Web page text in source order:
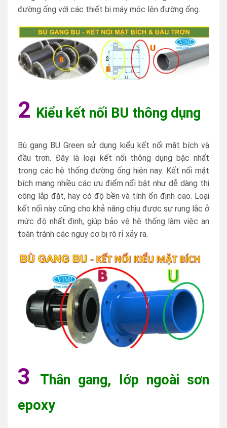
đường ống với các thiết bị máy móc lên đường ống.
2 Kiểu kết nối BU thông dụng
Bù gang BU Green sử dụng kiểu kết nối mặt bích và
đầu trơn. Đây là loại kết nối thông dụng bậc nhất
trong các hệ thống đường ống hiện nay. Kết nối mặt
bích mang nhiều các ưu điểm nổi bật như dễ dàng thi
công lắp đặt, hay có độ bền và tính ổn định cao. Loại
kết nối này cũng cho khả năng chịu được sự rung lắc ở
mức độ nhất định, giúp bảo vệ hệ thống làm việc an
toàn tránh các nguy cơ bị rò rỉ xảy ra.
3
Thân gang, lớp ngoài sơn
epoxy